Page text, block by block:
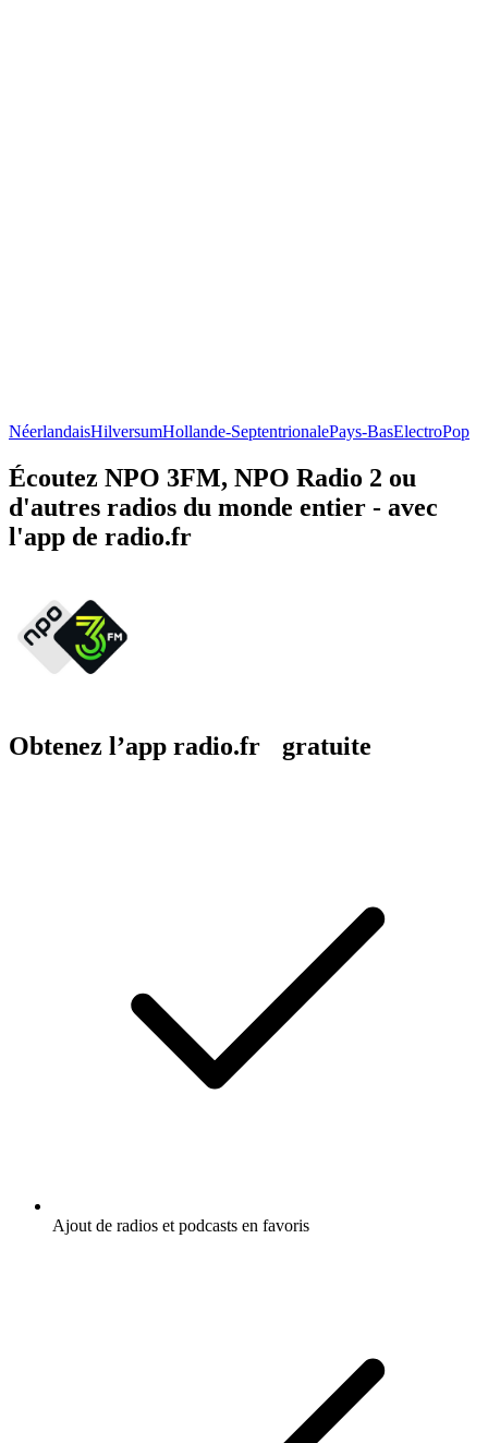
NéerlandaisHilversumHollande-SeptentrionalePays-BasElectroPop
Écoutez NPO 3FM, NPO Radio 2 ou
d'autres radios du monde entier - avec
l'app de radio.fr
Obtenez l’app radio.fr gratuite
Ajout de radios et podcasts en favoris